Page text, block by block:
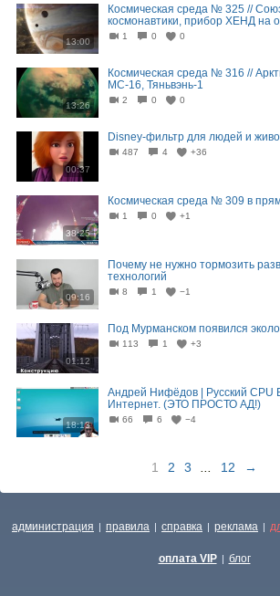
13:00
Космическая среда № 325 //
космонавтики, прибор ХЕНД на
1 0 0
13:26
Космическая среда № 316 //
МС-16, Тяньвэнь-1
2 0 0
00:37
Disney-фильтр для людей и
487 4 +36
38:25
Космическая среда № 309 в
1 0 +1
09:16
Почему не нужно тормозить
технологий
8 1 −1
01:12
Под Мурманском появился
113 1 +3
18:13
Андрей Нифёдов | Русский CPU
Интернет. (ЭТО ПРОСТО АД!)
66 6 −4
1 2 3 12 →
администрация | правила | справка | реклама |
оплата VIP | блог